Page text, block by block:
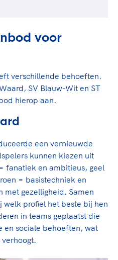
voor
verschillende behoeften.
SV Blauw-Wit en ST
hierop aan.
een vernieuwde
kunnen kiezen uit
fanatiek en ambitieus, geel
= basistechniek en
met gezelligheid. Samen
welk profiel het beste bij hen
in teams geplaatst die
en sociale behoeften, wat